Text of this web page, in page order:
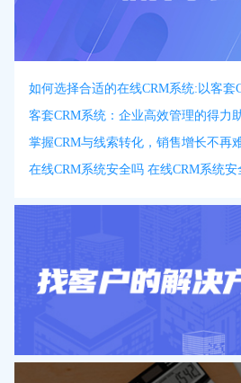
如何选择合适的在线CRM系统:以客套
客套CRM系统：企业高效管理的得力
掌握CRM与线索转化，销售增长不再
在线CRM系统安全吗 在线CRM系统安